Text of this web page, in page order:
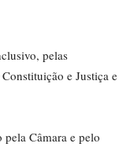
, pelas
e Justiça e
Câmara e pelo